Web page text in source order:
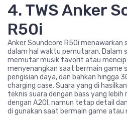
4. TWS Anker
R50i
Anker Soundcore R50i menawarkan
dalam hal waktu pemutaran. Dalam
memutar musik favorit atau
menyenangkan saat bermain game
pengisian daya, dan bahkan hingga
charging case. Suara yang di
teknis suara dengan bass yang lebih
dengan A20I, namun tetap detail
di gunakan saat bermain game atau